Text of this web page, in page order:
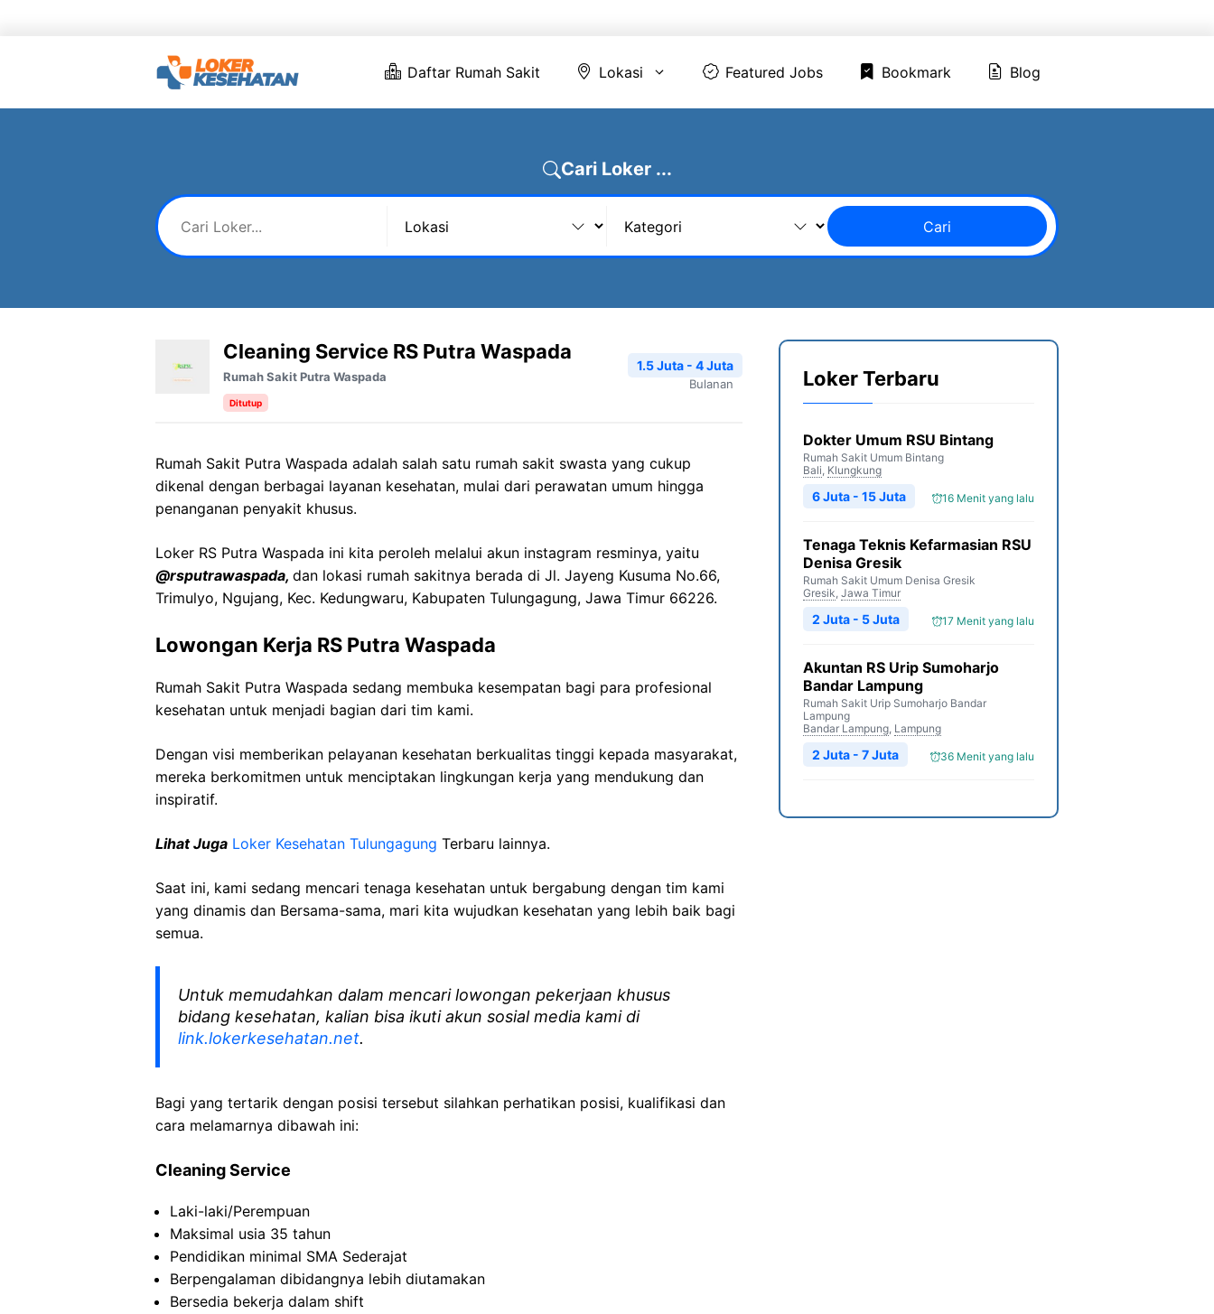
Daftar Rumah Sakit Lokasi Featured Jobs Bookmark Blog
Cari Loker ...
Cari
Cleaning Service RS Putra Waspada
Rumah Sakit Putra Waspada
Ditutup
1.5 Juta - 4 Juta
Bulanan
Rumah Sakit Putra Waspada adalah salah satu rumah sakit swasta yang cukup
dikenal dengan berbagai layanan kesehatan, mulai dari perawatan umum hingga
penanganan penyakit khusus.
Loker RS Putra Waspada ini kita peroleh melalui akun instagram resminya, yaitu
@rsputrawaspada, dan lokasi rumah sakitnya berada di Jl. Jayeng Kusuma No.66,
Trimulyo, Ngujang, Kec. Kedungwaru, Kabupaten Tulungagung, Jawa Timur 66226.
Lowongan Kerja RS Putra Waspada
Rumah Sakit Putra Waspada sedang membuka kesempatan bagi para profesional
kesehatan untuk menjadi bagian dari tim kami.
Dengan visi memberikan pelayanan kesehatan berkualitas tinggi kepada masyarakat,
mereka berkomitmen untuk menciptakan lingkungan kerja yang mendukung dan
inspiratif.
Lihat Juga Loker Kesehatan Tulungagung Terbaru lainnya.
Saat ini, kami sedang mencari tenaga kesehatan untuk bergabung dengan tim kami
yang dinamis dan Bersama-sama, mari kita wujudkan kesehatan yang lebih baik bagi
semua.
Untuk memudahkan dalam mencari lowongan pekerjaan khusus
bidang kesehatan, kalian bisa ikuti akun sosial media kami di
link.lokerkesehatan.net.
Bagi yang tertarik dengan posisi tersebut silahkan perhatikan posisi, kualifikasi dan
cara melamarnya dibawah ini:
Cleaning Service
Laki-laki/Perempuan
Maksimal usia 35 tahun
Pendidikan minimal SMA Sederajat
Berpengalaman dibidangnya lebih diutamakan
Bersedia bekerja dalam shift
Loker Terbaru
Dokter Umum RSU Bintang
Rumah Sakit Umum Bintang
Bali, Klungkung
16 Menit yang lalu
6 Juta - 15 Juta
Tenaga Teknis Kefarmasian RSU
Denisa Gresik
Rumah Sakit Umum Denisa Gresik
Gresik, Jawa Timur
17 Menit yang lalu
2 Juta - 5 Juta
Akuntan RS Urip Sumoharjo
Bandar Lampung
Rumah Sakit Urip Sumoharjo Bandar
Lampung
Bandar Lampung, Lampung
36 Menit yang lalu
2 Juta - 7 Juta